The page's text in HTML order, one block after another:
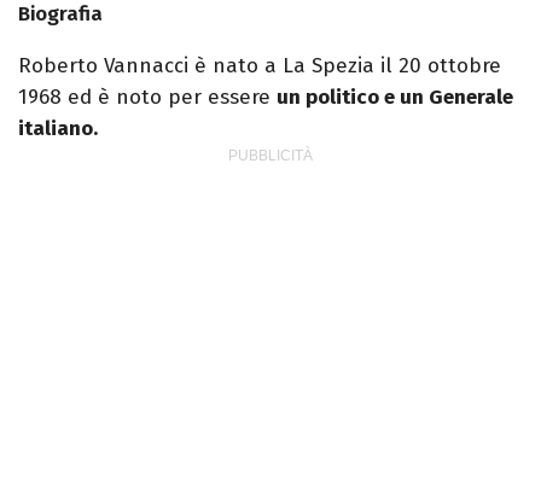
Biografia
Roberto Vannacci è nato a La Spezia il 20 ottobre
1968 ed è noto per essere un politico e un Generale
italiano.